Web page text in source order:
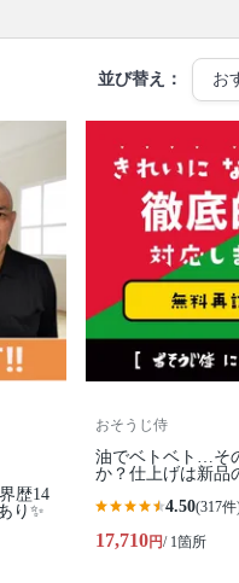
並び替え：
歴14
り✨
おそうじ侍
油でベトベト…そ
か？仕上げは新品
4.50(317
17,710円/ 1箇所